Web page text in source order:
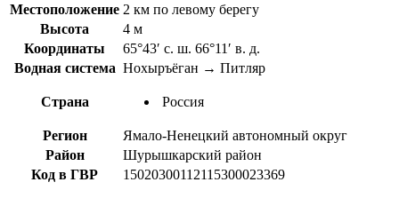
Местоположение 2 км по левому берегу
Высота
4 м
Координаты
65°43′ с. ш. 66°11′ в. д.
Водная система Нохыръёган → Питляр
Страна Россия
Регион
Ямало-Ненецкий автономный округ
Район
Шурышкарский район
Код в ГВР
15020300112115300023369